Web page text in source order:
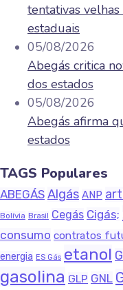
tentativas
estaduais
05/08/2026
Abegás critica
dos estados
05/08/2026
Abegás afirma
estados
TAGS Populares
ABEGÁS Algás ANP
Bolívia Brasil Cegás Cigás;
consumo contratos
energia ES Gás etanol
gasolina GLP GNL